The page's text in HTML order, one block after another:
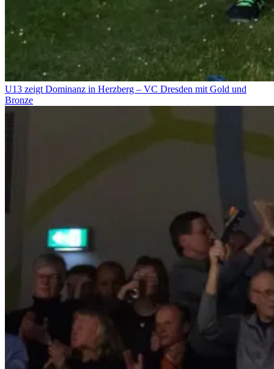
U13 zeigt Dominanz in Herzberg – VC Dresden mit Gold und
Bronze